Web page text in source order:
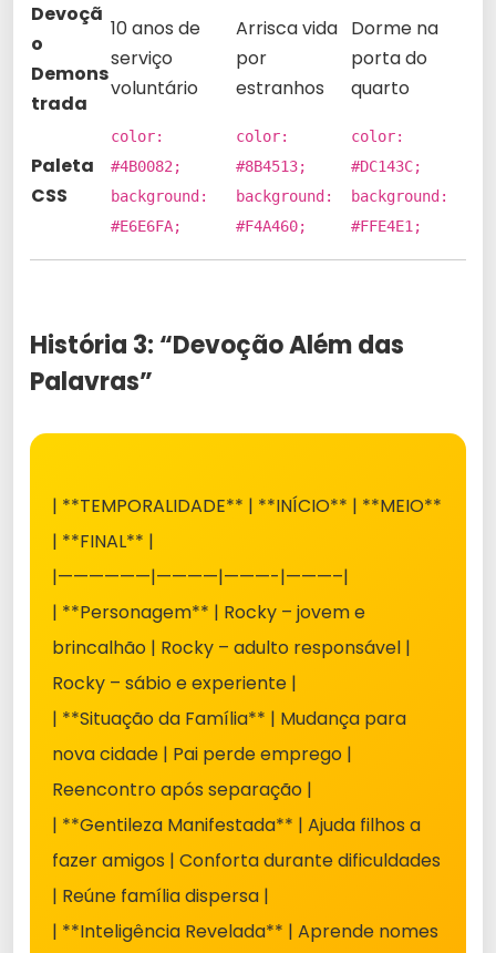
Devoçã
o
Demons
trada
10 anos de
serviço
voluntário
Arrisca vida
por
estranhos
Dorme na
porta do
quarto
Paleta
CSS
color:
#4B0082;
background:
#E6E6FA;
color:
#8B4513;
background:
#F4A460;
color:
#DC143C;
background:
#FFE4E1;
História 3: “Devoção Além das
Palavras”
| **TEMPORALIDADE** | **INÍCIO** | **MEIO**
| **FINAL** |
|——————|————|———-|———–|
| **Personagem** | Rocky – jovem e
brincalhão | Rocky – adulto responsável |
Rocky – sábio e experiente |
| **Situação da Família** | Mudança para
nova cidade | Pai perde emprego |
Reencontro após separação |
| **Gentileza Manifestada** | Ajuda filhos a
fazer amigos | Conforta durante dificuldades
| Reúne família dispersa |
| **Inteligência Revelada** | Aprende nomes